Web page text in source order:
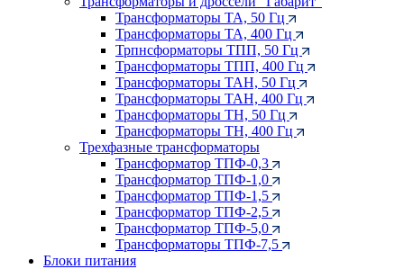
Трансформаторы ТА, 50 Гц
Трансформаторы ТА, 400 Гц
Трпнсформаторы ТПП, 50 Гц
Трансформаторы ТПП, 400 Гц
Трансформаторы ТАН, 50 Гц
Трансформаторы ТАН, 400 Гц
Трансформаторы ТН, 50 Гц
Трансформаторы ТН, 400 Гц
Трехфазные трансформаторы
Трансформатор ТПФ-0,3
Трансформатор ТПФ-1,0
Трансформатор ТПФ-1,5
Трансформатор ТПФ-2,5
Трансформатор ТПФ-5,0
Трансформаторы ТПФ-7,5
Блоки питания